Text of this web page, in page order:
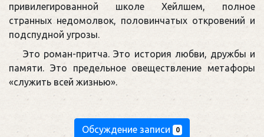
привилегированной школе Хейлшем, полное
странных недомолвок, половинчатых откровений и
подспудной угрозы.
Это роман-притча. Это история любви, дружбы и
памяти. Это предельное овеществление метафоры
«служить всей жизнью».
Обсуждение записи 0